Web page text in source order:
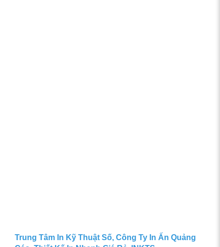
Trung Tâm In Kỹ Thuật Số, Công Ty In Ấn Quảng